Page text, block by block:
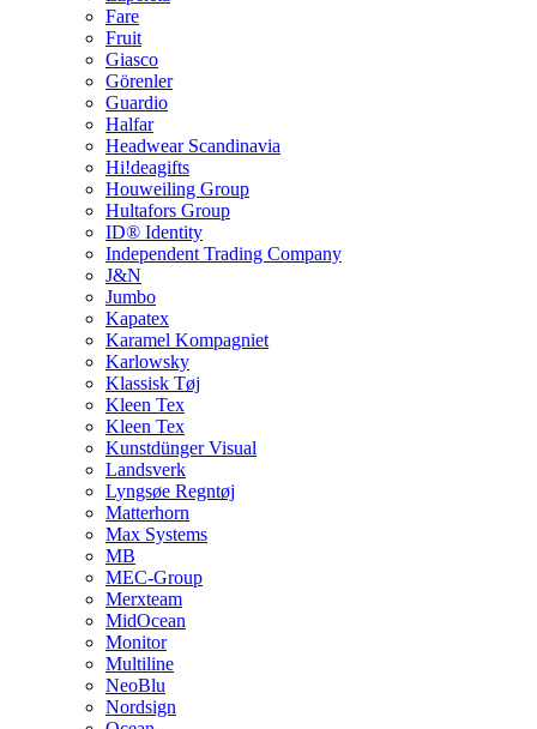
Fare
Fruit
Giasco
Görenler
Guardio
Halfar
Headwear Scandinavia
Hi!deagifts
Houweiling Group
Hultafors Group
ID® Identity
Independent Trading Company
J&N
Jumbo
Kapatex
Karamel Kompagniet
Karlowsky
Klassisk Tøj
Kleen Tex
Kleen Tex
Kunstdünger Visual
Landsverk
Lyngsøe Regntøj
Matterhorn
Max Systems
MB
MEC-Group
Merxteam
MidOcean
Monitor
Multiline
NeoBlu
Nordsign